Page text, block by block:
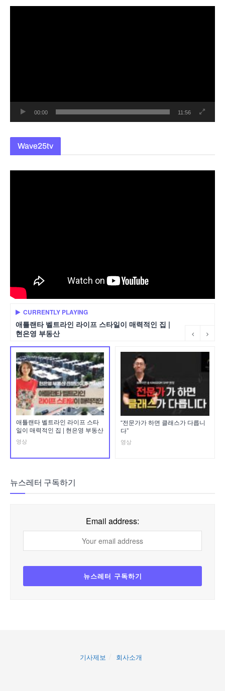
00:00 11:56
Wave25tv
CURRENTLY PLAYING
애틀랜타 벨트라인 라이프 스타일이 매력적인 집 |
현은영 부동산
애틀랜타 벨트라인 라이프 스타
일이 매력적인 집 | 현은영 부동산
영상
“전문가가 하면 클래스가 다릅니
다”
영상
뉴스레터 구독하기
Email address:
기사제보 회사소개